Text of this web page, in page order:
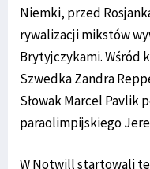
Niemki, przed
rywalizacji mikstów
Brytyjczykami. Wśród
Szwedka Zandra
Słowak Marcel Pavlik
paraolimpijskiego
W Notwill startowali